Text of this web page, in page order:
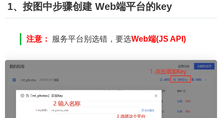
1、按图中步骤创建 Web端平台的key
注意： 服务平台别选错，要选Web端(JS API)